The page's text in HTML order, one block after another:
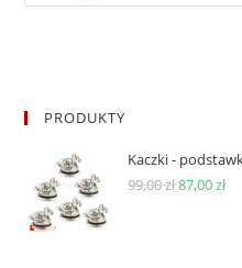
PRODUKTY
Kaczki -
99,00złPierwotna
87,00zł